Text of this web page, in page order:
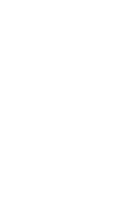
Versetto per